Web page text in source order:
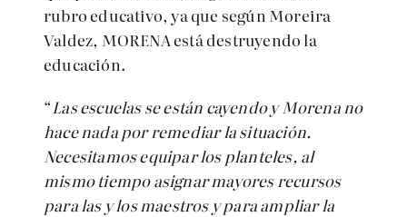
rubro educativo, ya que según Moreira
Valdez, MORENA está destruyendo la
educación.
“Las escuelas se están cayendo y Morena no
hace nada por remediar la situación.
Necesitamos equipar los planteles, al
mismo tiempo asignar mayores recursos
para las y los maestros y para ampliar la